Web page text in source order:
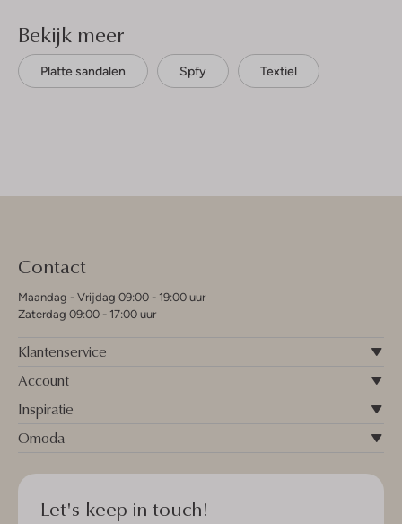
Bekijk meer
Platte sandalen Spfy Textiel
Contact
Maandag - Vrijdag 09:00 - 19:00 uur
Zaterdag 09:00 - 17:00 uur
Klantenservice
Account
Inspiratie
Omoda
Let's keep in touch!